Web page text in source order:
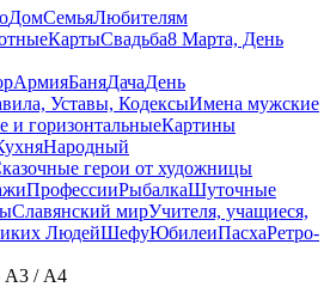
ДомСемьяЛюбителям
КартыСвадьба8 Марта, День
АрмияБаняДачаДень
Уставы, КодексыИмена мужские
и горизонтальныеКартины
Народный
герои от художницы
ПрофессииРыбалкаШуточные
Славянский мирУчителя, учащиеся,
ЛюдейШефуЮбилеиПасхаРетро-
А3 / А4